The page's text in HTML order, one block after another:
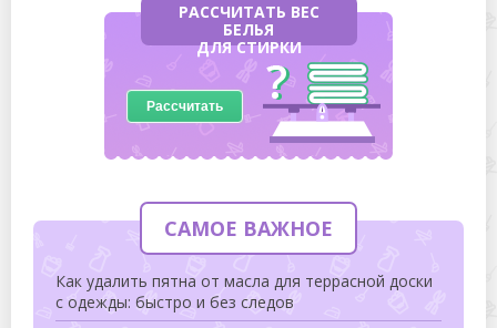
РАССЧИТАТЬ ВЕС
БЕЛЬЯ
ДЛЯ СТИРКИ
Рассчитать
САМОЕ ВАЖНОЕ
Как удалить пятна от масла для террасной доски
с одежды: быстро и без следов